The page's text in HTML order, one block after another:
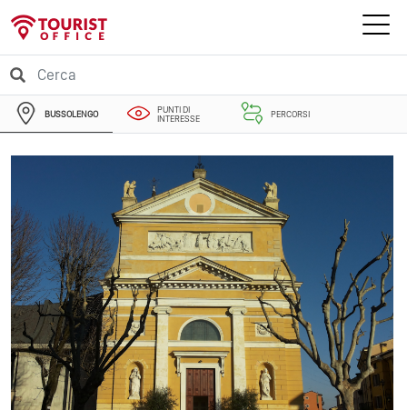
BUSSOLENGO
PUNTI DI
INTERESSE
PERCORSI